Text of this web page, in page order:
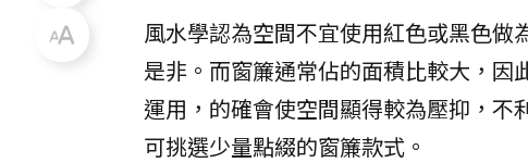
風水學認為空間不宜使用紅色或黑色
是非。而窗簾通常佔的面積比較大，
運用，的確會使空間顯得較為壓抑，
可挑選少量點綴的窗簾款式。